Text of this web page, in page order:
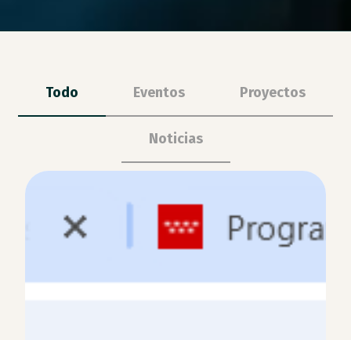
Todo Eventos Proyectos
Noticias